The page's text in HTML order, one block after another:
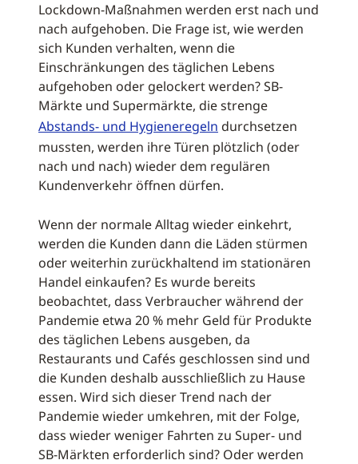
Lockdown-Maßnahmen werden erst nach und
nach aufgehoben. Die Frage ist, wie werden
sich Kunden verhalten, wenn die
Einschränkungen des täglichen Lebens
aufgehoben oder gelockert werden? SB-
Märkte und Supermärkte, die strenge
Abstands- und Hygieneregeln durchsetzen
mussten, werden ihre Türen plötzlich (oder
nach und nach) wieder dem regulären
Kundenverkehr öffnen dürfen.
Wenn der normale Alltag wieder einkehrt,
werden die Kunden dann die Läden stürmen
oder weiterhin zurückhaltend im stationären
Handel einkaufen? Es wurde bereits
beobachtet, dass Verbraucher während der
Pandemie etwa 20 % mehr Geld für Produkte
des täglichen Lebens ausgeben, da
Restaurants und Cafés geschlossen sind und
die Kunden deshalb ausschließlich zu Hause
essen. Wird sich dieser Trend nach der
Pandemie wieder umkehren, mit der Folge,
dass wieder weniger Fahrten zu Super- und
SB-Märkten erforderlich sind? Oder werden